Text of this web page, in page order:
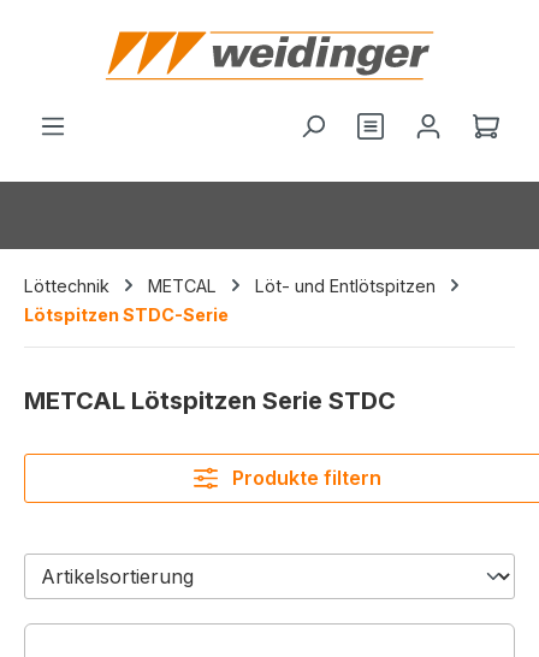
springen
Löttechnik METCAL
Löt- und Entlötspitzen
Lötspitzen STDC-Serie
METCAL Lötspitzen Serie STDC
Produkte filtern